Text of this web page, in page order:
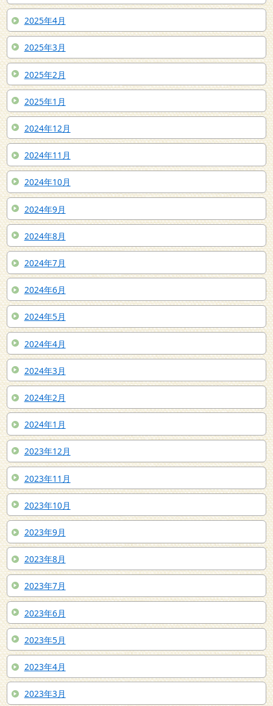
2025年4月
2025年3月
2025年2月
2025年1月
2024年12月
2024年11月
2024年10月
2024年9月
2024年8月
2024年7月
2024年6月
2024年5月
2024年4月
2024年3月
2024年2月
2024年1月
2023年12月
2023年11月
2023年10月
2023年9月
2023年8月
2023年7月
2023年6月
2023年5月
2023年4月
2023年3月